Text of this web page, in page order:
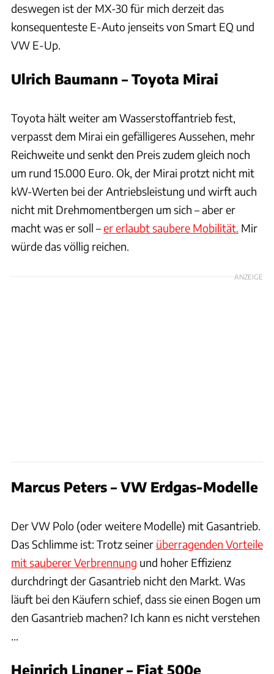
deswegen ist der MX-30 für mich derzeit das
konsequenteste E-Auto jenseits von Smart EQ und
VW E-Up.
Ulrich Baumann – Toyota MiraiHersteller / Patrick Lang
Toyota hält weiter am Wasserstoffantrieb fest,
verpasst dem Mirai ein gefälligeres Aussehen, mehr
Reichweite und senkt den Preis zudem gleich noch
um rund 15.000 Euro. Ok, der Mirai protzt nicht mit
kW-Werten bei der Antriebsleistung und wirft auch
nicht mit Drehmomentbergen um sich – aber er
macht was er soll –er erlaubt saubere Mobilität. Mir
würde das völlig reichen.
ANZEIGE
Marcus Peters – VW Erdgas-Modelle
Hersteller / Patrick Lang
Der VW Polo (oder weitere Modelle) mit Gasantrieb.
Das Schlimme ist: Trotz seiner überragenden Vorteile
mit sauberer Verbrennung und hoher Effizienz
durchdringt der Gasantrieb nicht den Markt. Was
läuft bei den Käufern schief, dass sie einen Bogen um
den Gasantrieb machen? Ich kann es nicht verstehen
...
Heinrich Lingner – Fiat 500e